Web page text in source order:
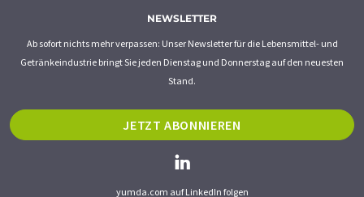
NEWSLETTER
Ab sofort nichts mehr verpassen: Unser Newsletter für die Lebensmittel- und
Getränkeindustrie bringt Sie jeden Dienstag und Donnerstag auf den neuesten
Stand.
JETZT ABONNIEREN
yumda.com auf LinkedIn folgen